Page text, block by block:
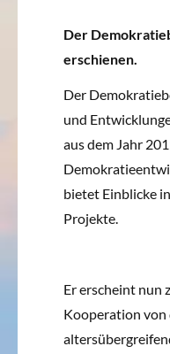
Der
erschienen.
Der
und
aus dem Jahr
bietet Einblicke
Projekte.
Er erscheint nun
Kooperation von